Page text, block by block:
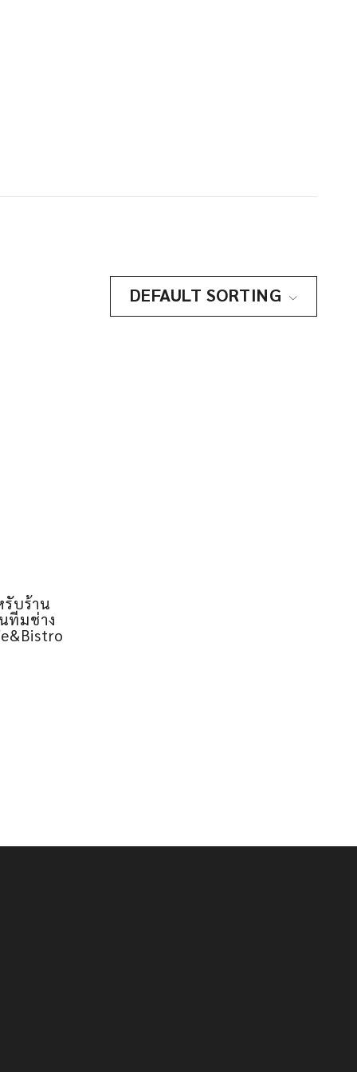
DEFAULT SORTING
รับร้าน
ทีมช่าง